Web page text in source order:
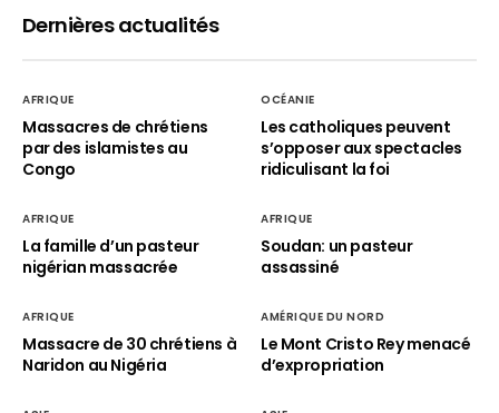
Dernières actualités
AFRIQUE
Massacres de chrétiens
par des islamistes au
Congo
OCÉANIE
Les catholiques peuvent
s’opposer aux spectacles
ridiculisant la foi
AFRIQUE
La famille d’un pasteur
nigérian massacrée
AFRIQUE
Soudan: un pasteur
assassiné
AFRIQUE
Massacre de 30 chrétiens à
Naridon au Nigéria
AMÉRIQUE DU NORD
Le Mont Cristo Rey menacé
d’expropriation